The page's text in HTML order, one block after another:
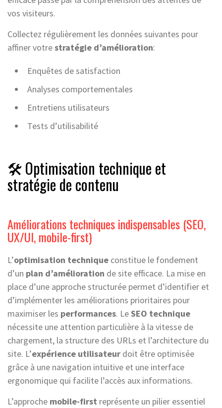
vos visiteurs.
Collectez régulièrement les données suivantes pour
affiner votrestratégie d’amélioration:
Enquêtes de satisfaction
Analyses comportementales
Entretiens utilisateurs
Tests d’utilisabilité
🛠️ Optimisation technique et
stratégie de contenu
Améliorations techniques indispensables (SEO,
UX/UI, mobile-first)
L’optimisation technique constitue le fondement
d’un plan d’amélioration de site efficace. La mise en
place d’une approche structurée permet d’identifier et
d’implémenter les améliorations prioritaires pour
maximiser les performances. LeSEO technique
nécessite une attention particulière à la vitesse de
chargement, la structure des URLs et l’architecture du
site. L’expérience utilisateur doit être optimisée
grâce à une navigation intuitive et une interface
ergonomique qui facilite l’accès aux informations.
L’approche mobile-first représente un pilier essentiel